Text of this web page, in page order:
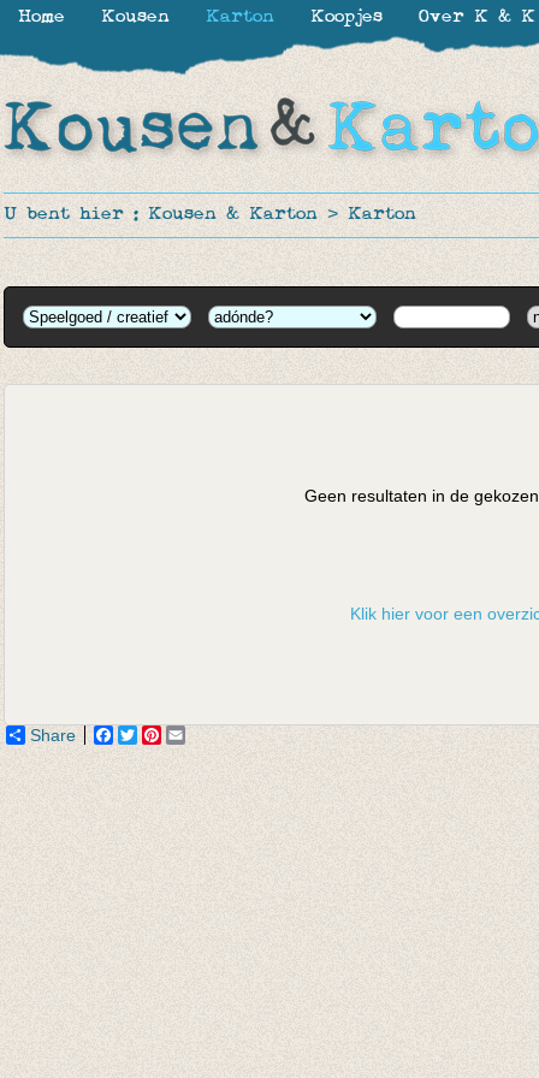
U bent hier : Kousen & Karton > Karton
Geen resultaten in de
Klik hier voor een
Share Facebook
TwitterPinterest
Home Kousen Karton Koopjes Over K & K